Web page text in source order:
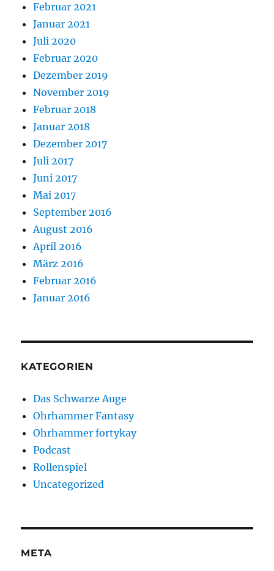
Februar 2021
Januar 2021
Juli 2020
Februar 2020
Dezember 2019
November 2019
Februar 2018
Januar 2018
Dezember 2017
Juli 2017
Juni 2017
Mai 2017
September 2016
August 2016
April 2016
März 2016
Februar 2016
Januar 2016
KATEGORIEN
Das Schwarze Auge
Ohrhammer Fantasy
Ohrhammer fortykay
Podcast
Rollenspiel
Uncategorized
META